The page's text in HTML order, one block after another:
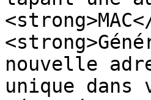
nouvelle
unique